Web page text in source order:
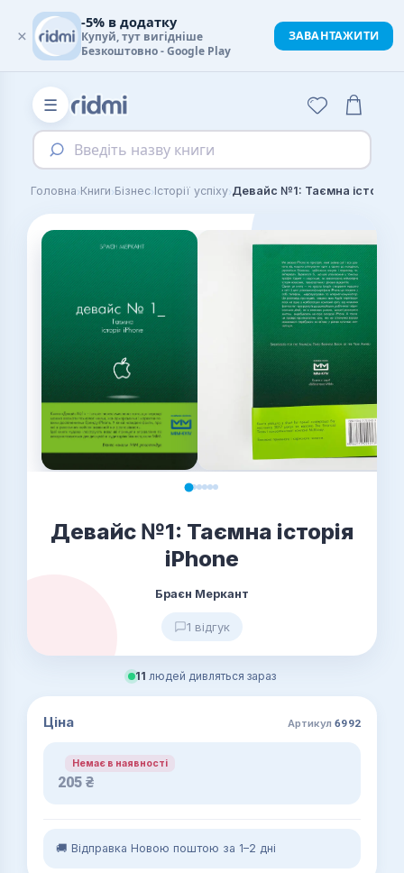
☰
Введіть назву книги
Головна›Книги›Бізнес›Історії успіху›Девайс №1: Таємна історія
Девайс №1: Таємна історія
iPhone
Браєн Меркант
1 відгук
11 людей дивляться зараз
Ціна Артикул6992
Немає в наявності
205 ₴
🚚 Відправка Новою поштою за 1–2 дні
×
-5% в додатку
Купуй, тут вигідніше
Безкоштовно - Google Play
ЗАВАНТАЖИТИ